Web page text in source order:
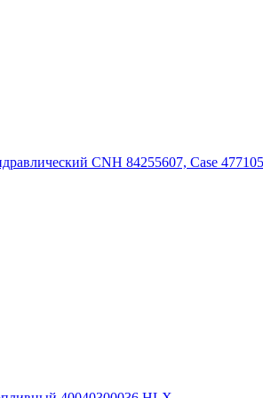
CNH 84255607, Case